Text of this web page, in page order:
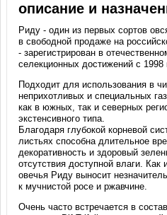
описание и
Риду - один из первых сортов
в свободной продаже на
- зарегистрирован в
селекционных достижений с 1998
Подходит для использования в
неприхотливых и специальных
как в южных, так и северных
экстенсивного типа.
Благодаря глубокой корневой
листьях способна длительное
декоративность и здоровый
отсутствия доступной влаги.
овечья Риду выносит
к мучнистой росе и ржавчине.
Очень часто встречается в